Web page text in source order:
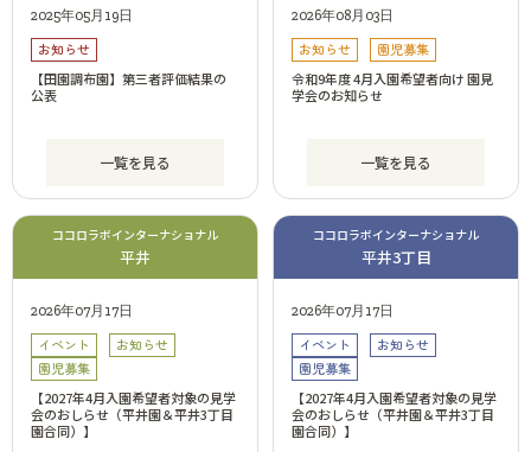
2025年05月19日
お知らせ
【田園調布園】第三者評価結果の
公表
一覧を見る
2026年08月03日
お知らせ
園児募集
令和9年度 4月入園希望者向け 園見
学会のお知らせ
一覧を見る
ココロラボインターナショナル
平井
2026年07月17日
イベント
お知らせ
園児募集
【2027年4月入園希望者対象の見学
会のおしらせ（平井園＆平井3丁目
園合同）】
ココロラボインターナショナル
平井3丁目
2026年07月17日
イベント
お知らせ
園児募集
【2027年4月入園希望者対象の見学
会のおしらせ（平井園＆平井3丁目
園合同）】